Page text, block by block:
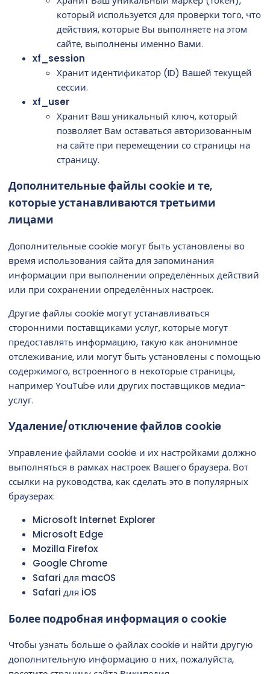
который используется для проверки того, что
действия, которые Вы выполняете на этом
сайте, выполнены именно Вами.
xf_session
Хранит идентификатор (ID) Вашей текущей
сессии.
xf_user
Хранит Ваш уникальный ключ, который
позволяет Вам оставаться авторизованным
на сайте при перемещении со страницы на
страницу.
Дополнительные файлы cookie и те,
которые устанавливаются третьими
лицами
Дополнительные cookie могут быть установлены во
время использования сайта для запоминания
информации при выполнении определённых действий
или при сохранении определённых настроек.
Другие файлы cookie могут устанавливаться
сторонними поставщиками услуг, которые могут
предоставлять информацию, такую как анонимное
отслеживание, или могут быть установлены с помощью
содержимого, встроенного в некоторые страницы,
например YouTube или других поставщиков медиа-
услуг.
Удаление/отключение файлов cookie
Управление файлами cookie и их настройками должно
выполняться в рамках настроек Вашего браузера. Вот
ссылки на руководства, как сделать это в популярных
браузерах:
Microsoft Internet Explorer
Microsoft Edge
Mozilla Firefox
Google Chrome
Safari для macOS
Safari для iOS
Более подробная информация о cookie
Чтобы узнать больше о файлах cookie и найти другую
дополнительную информацию о них, пожалуйста,